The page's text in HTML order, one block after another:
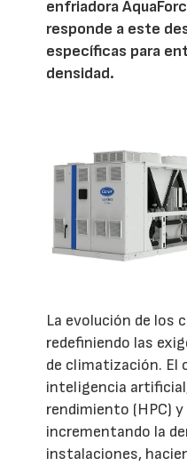
enfriadora
responde a este
específicas para
densidad.
La evolución de los
redefiniendo las
de climatización. El
inteligencia
rendimiento (HPC)
incrementando la
instalaciones,